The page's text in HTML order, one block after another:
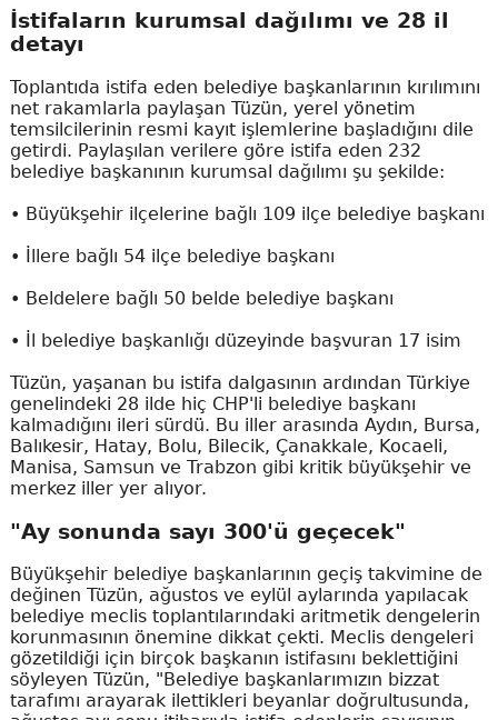
İstifaların kurumsal dağılımı ve 28 il
detayı
Toplantıda istifa eden belediye başkanlarının kırılımını
net rakamlarla paylaşan Tüzün, yerel yönetim
temsilcilerinin resmi kayıt işlemlerine başladığını dile
getirdi. Paylaşılan verilere göre istifa eden 232
belediye başkanının kurumsal dağılımı şu şekilde:
• Büyükşehir ilçelerine bağlı 109 ilçe belediye başkanı
• İllere bağlı 54 ilçe belediye başkanı
• Beldelere bağlı 50 belde belediye başkanı
• İl belediye başkanlığı düzeyinde başvuran 17 isim
Tüzün, yaşanan bu istifa dalgasının ardından Türkiye
genelindeki 28 ilde hiç CHP'li belediye başkanı
kalmadığını ileri sürdü. Bu iller arasında Aydın, Bursa,
Balıkesir, Hatay, Bolu, Bilecik, Çanakkale, Kocaeli,
Manisa, Samsun ve Trabzon gibi kritik büyükşehir ve
merkez iller yer alıyor.
"Ay sonunda sayı 300'ü geçecek"
Büyükşehir belediye başkanlarının geçiş takvimine de
değinen Tüzün, ağustos ve eylül aylarında yapılacak
belediye meclis toplantılarındaki aritmetik dengelerin
korunmasının önemine dikkat çekti. Meclis dengeleri
gözetildiği için birçok başkanın istifasını beklettiğini
söyleyen Tüzün, "Belediye başkanlarımızın bizzat
tarafımı arayarak ilettikleri beyanlar doğrultusunda,